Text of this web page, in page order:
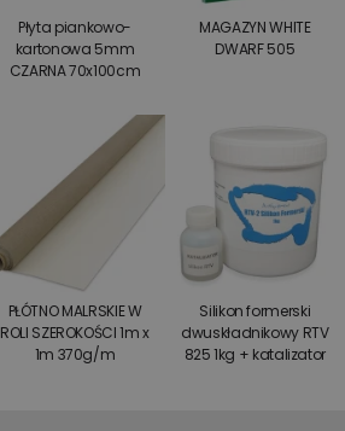
Płyta piankowo-
kartonowa 5mm
CZARNA 70x100cm
MAGAZYN WHITE
DWARF 505
PŁÓTNO MALRSKIE W
ROLI SZEROKOŚCI 1m x
1m 370g/m
Silikon formerski
dwuskładnikowy RTV
825 1kg + katalizator